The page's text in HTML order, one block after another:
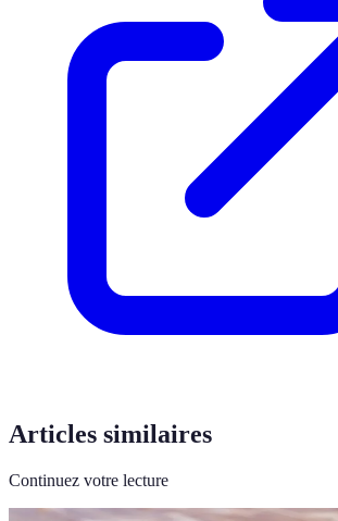
Articles similaires
Continuez votre lecture